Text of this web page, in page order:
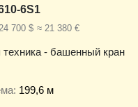
6S1
700 $ ≈ 21 380 €
техника - башенный кран
199,6 м